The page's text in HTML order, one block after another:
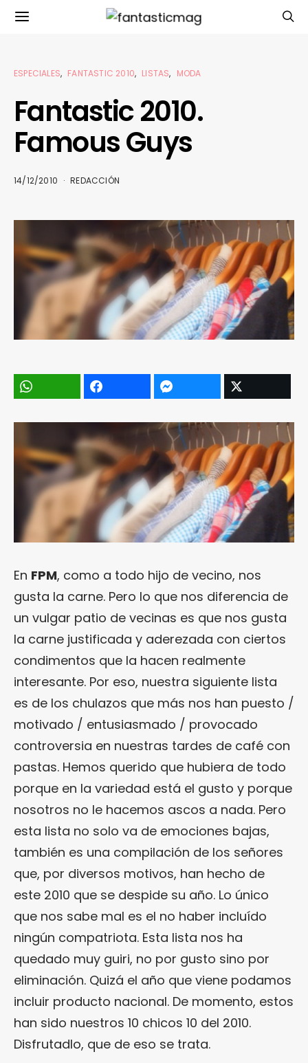
ESPECIALES FANTASTIC 2010 LISTAS MODA
Fantastic 2010.
Famous Guys
14/12/2010 REDACCIÓN
En FPM, como a todo hijo de vecino, nos
gusta la carne. Pero lo que nos diferencia de
un vulgar patio de vecinas es que nos gusta
la carne justificada y aderezada con ciertos
condimentos que la hacen realmente
interesante. Por eso, nuestra siguiente lista
es de los chulazos que más nos han puesto /
motivado / entusiasmado / provocado
controversia en nuestras tardes de café con
pastas. Hemos querido que hubiera de todo
porque en la variedad está el gusto y porque
nosotros no le hacemos ascos a nada. Pero
esta lista no solo va de emociones bajas,
también es una compilación de los señores
que, por diversos motivos, han hecho de
este 2010 que se despide su año. Lo único
que nos sabe mal es el no haber incluído
ningún compatriota. Esta lista nos ha
quedado muy guiri, no por gusto sino por
eliminación. Quizá el año que viene podamos
incluir producto nacional. De momento, estos
han sido nuestros 10 chicos 10 del 2010.
Disfrutadlo, que de eso se trata.